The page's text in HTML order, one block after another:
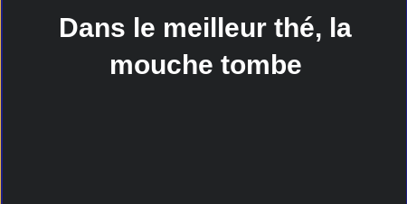
Dans le meilleur thé, la
mouche tombe